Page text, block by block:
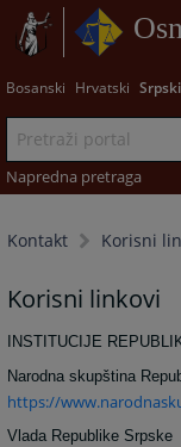
Bosanski Hrvatski Srpski
Napredna pretraga
Kontakt Korisni
Korisni linkovi
INSTITUCIJE
Narodna skupština
https://
Vlada Republike Srpske